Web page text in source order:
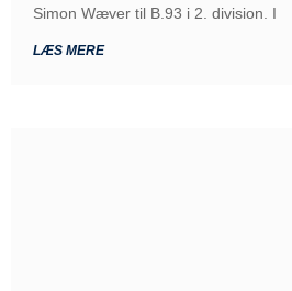
Simon Wæver til B.93 i 2. division. I
LÆS MERE